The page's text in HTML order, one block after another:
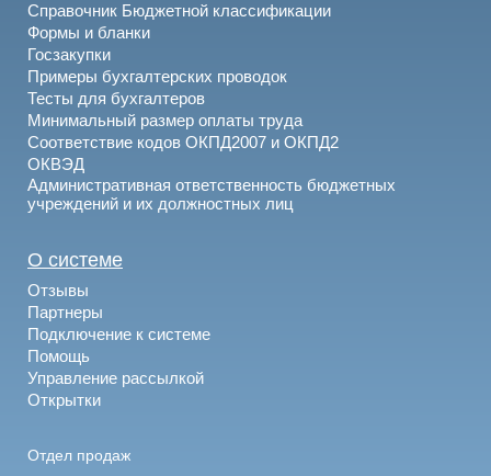
Справочник Бюджетной классификации
Формы и бланки
Госзакупки
Примеры бухгалтерских проводок
Тесты для бухгалтеров
Минимальный размер оплаты труда
Соответствие кодов ОКПД2007 и ОКПД2
ОКВЭД
Административная ответственность бюджетных
учреждений и их должностных лиц
О системе
Отзывы
Партнеры
Подключение к системе
Помощь
Управление рассылкой
Открытки
Отдел продаж